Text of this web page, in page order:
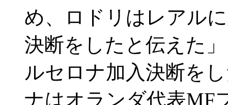
め、ロドリはレアル
決断をしたと伝えた
ルセロナ加入決断を
ナはオランダ代表MF